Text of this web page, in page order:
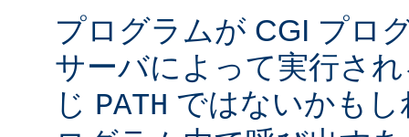
プログラムが CGI プロ
サーバによって実行さ
じ PATH ではないかも